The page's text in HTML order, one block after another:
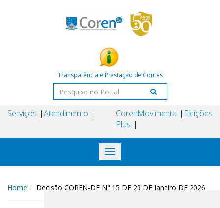
Transparência e Prestação de Contas
Serviços Atendimento
Coren
Plus
Movimenta Eleições
Toggle
navigation
Home Decisão COREN-DF N° 15 DE 29 DE janeiro DE 2026